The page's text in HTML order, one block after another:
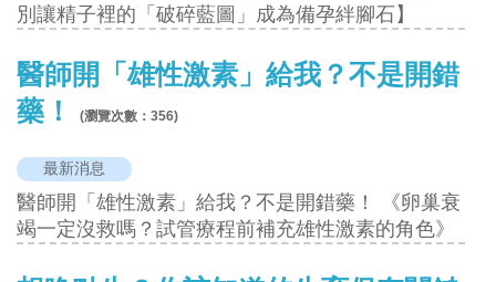
別讓精子裡的「破碎藍圖」成為備孕絆腳石】
醫師開「雄性激素」給我？不是開錯
藥！
(瀏覽次數：356)
最新消息
醫師開「雄性激素」給我？不是開錯藥！ 《卵巢衰
竭一定沒救嗎？試管療程前補充雄性激素的角色》